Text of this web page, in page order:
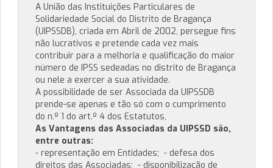
A União das Instituições Particulares de
Solidariedade Social do Distrito de Bragança
(UIPSSDB), criada em Abril de 2002, persegue fins
não lucrativos e pretende cada vez mais
contribuir para a melhoria e qualificação do maior
número de IPSS sedeadas no distrito de Bragança
ou nele a exercer a sua atividade.
A possibilidade de ser Associada da UIPSSDB
prende-se apenas e tão só com o cumprimento
do n.º 1 do art.º 4 dos Estatutos,
As Vantagens das Associadas da UIPSSD são,
entre outras:
- representação em Entidades; - defesa dos
direitos das Associadas; - disponibilização de